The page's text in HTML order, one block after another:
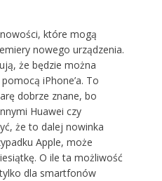
które mogą
nowego urządzenia.
że będzie można
iPhone’a. To
dobrze znane, bo
Huawei czy
że to dalej nowinka
Apple, może
O ile ta możliwość
dla smartfonów